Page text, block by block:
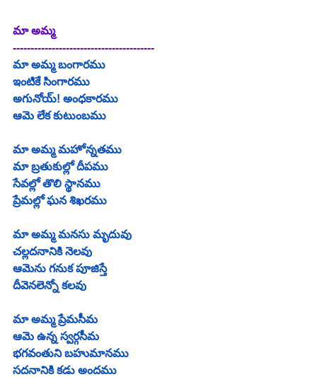
మా అమ్మ
----------------------------------------
మా అమ్మ బంగారము
ఇంటికే సింగారము
అగునోయ్! అంధకారము
ఆమె లేక కుటుంబము
మా అమ్మ మహోన్నతము
మా బ్రతుకుల్లో దీపము
సేవల్లో తొలి స్థానము
ప్రేమల్లో ఘన శిఖరము
మా అమ్మ మనసు మృదువు
చల్లదనానికి నెలవు
ఆమెను గనుక పూజిస్తే
దీవెనలెన్నో కలవు
మా అమ్మ ప్రేమసీమ
ఆమె ఉన్న స్వర్గసీమ
భగవంతుని బహుమానము
సదనానికి కడు అందము